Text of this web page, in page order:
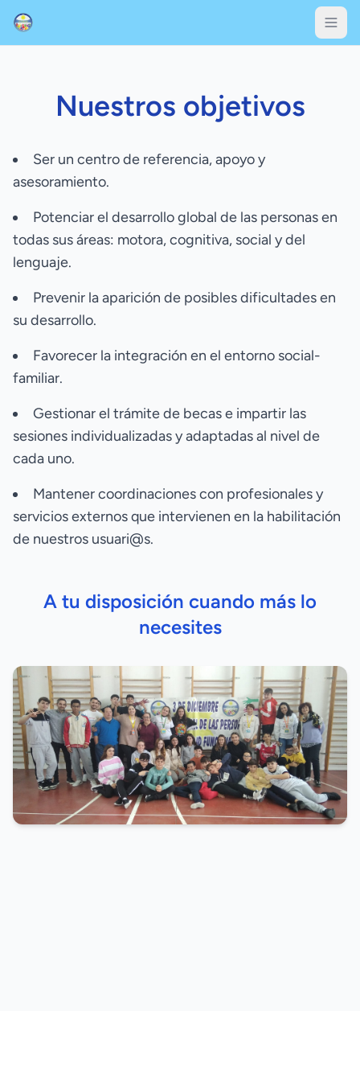
Nuestros objetivos
Ser un centro de referencia, apoyo y
asesoramiento.
Potenciar el desarrollo global de las personas en
todas sus áreas: motora, cognitiva, social y del
lenguaje.
Prevenir la aparición de posibles dificultades en
su desarrollo.
Favorecer la integración en el entorno social-
familiar.
Gestionar el trámite de becas e impartir las
sesiones individualizadas y adaptadas al nivel de
cada uno.
Mantener coordinaciones con profesionales y
servicios externos que intervienen en la habilitación
de nuestros usuari@s.
A tu disposición cuando más lo
necesites